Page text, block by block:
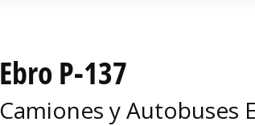
Ebro P-137
Camiones y Autobuses